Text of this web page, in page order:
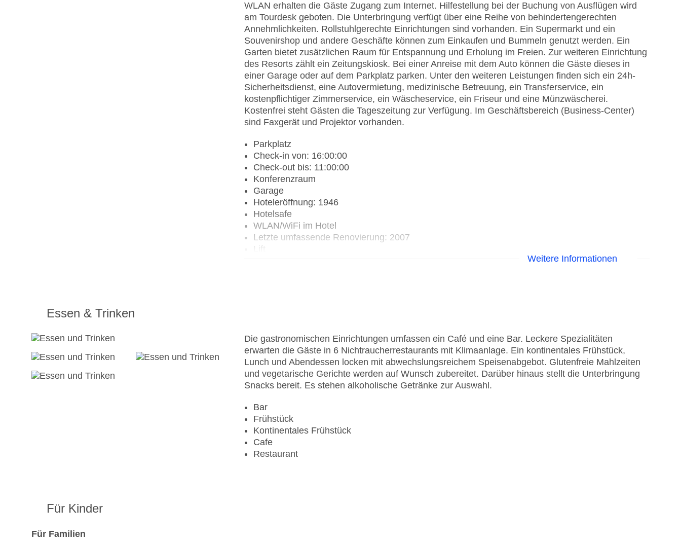
WLAN erhalten die Gäste Zugang zum Internet. Hilfestellung bei der Buchung von Ausflügen wird
am Tourdesk geboten. Die Unterbringung verfügt über eine Reihe von behindertengerechten
Annehmlichkeiten. Rollstuhlgerechte Einrichtungen sind vorhanden. Ein Supermarkt und ein
Souvenirshop und andere Geschäfte können zum Einkaufen und Bummeln genutzt werden. Ein
Garten bietet zusätzlichen Raum für Entspannung und Erholung im Freien. Zur weiteren Einrichtung
des Resorts zählt ein Zeitungskiosk. Bei einer Anreise mit dem Auto können die Gäste dieses in
einer Garage oder auf dem Parkplatz parken. Unter den weiteren Leistungen finden sich ein 24h-
Sicherheitsdienst, eine Autovermietung, medizinische Betreuung, ein Transferservice, ein
kostenpflichtiger Zimmerservice, ein Wäscheservice, ein Friseur und eine Münzwäscherei.
Kostenfrei steht Gästen die Tageszeitung zur Verfügung. Im Geschäftsbereich (Business-Center)
sind Faxgerät und Projektor vorhanden.
Parkplatz
Check-in von: 16:00:00
Check-out bis: 11:00:00
Konferenzraum
Garage
Hoteleröffnung: 1946
Hotelsafe
WLAN/WiFi im Hotel
Letzte umfassende Renovierung: 2007
Lift
Pools:Kinderbecken, Indoor Pool, Outdoor Pool, Sonnenschirme am Pool, Liegen am Pool
Zahlungsarten: American Express, Diners Club, Mastercard, Visa
Landeskategorie: 3 Sterne
Weitere Informationen
Essen & Trinken
Die gastronomischen Einrichtungen umfassen ein Café und eine Bar. Leckere Spezialitäten
erwarten die Gäste in 6 Nichtraucherrestaurants mit Klimaanlage. Ein kontinentales Frühstück,
Lunch und Abendessen locken mit abwechslungsreichem Speisenabgebot. Glutenfreie Mahlzeiten
und vegetarische Gerichte werden auf Wunsch zubereitet. Darüber hinaus stellt die Unterbringung
Snacks bereit. Es stehen alkoholische Getränke zur Auswahl.
Bar
Frühstück
Kontinentales Frühstück
Cafe
Restaurant
Für Kinder
Für Familien